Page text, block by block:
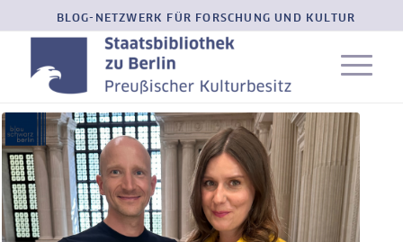
BLOG-NETZWERK FÜR FORSCHUNG UND KULTUR